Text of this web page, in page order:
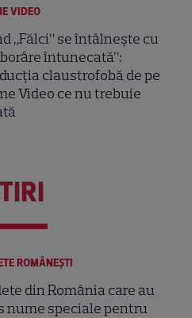
VIDEO
„Fălci” se întâlnește cu
întunecată”:
claustrofobă de pe
Video ce nu trebuie
ROMÂNEŞTI
din România care au
nume speciale pentru